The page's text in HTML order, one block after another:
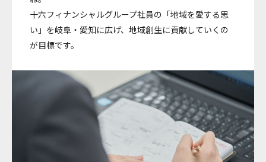
十六フィナンシャルグループ社員の「地域を愛する思
い」を岐阜・愛知に広げ、地域創生に貢献していくの
が目標です。